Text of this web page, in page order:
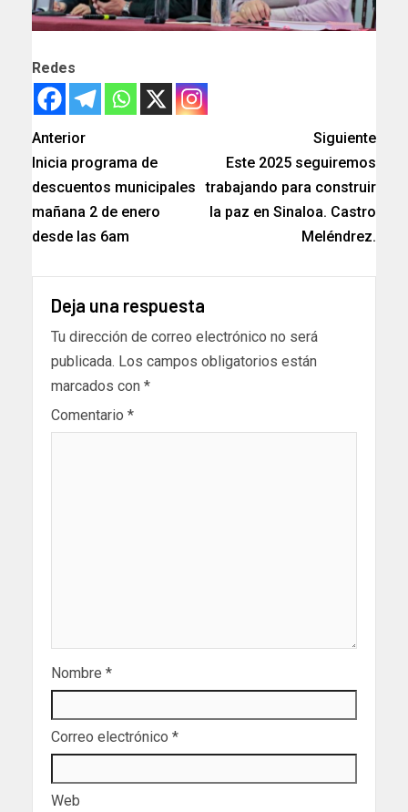
Redes
Anterior
Inicia programa de
descuentos municipales
mañana 2 de enero
desde las 6am
Siguiente
Este 2025 seguiremos
trabajando para construir
la paz en Sinaloa. Castro
Meléndrez.
Deja una respuesta
Tu dirección de correo electrónico no será
publicada. Los campos obligatorios están
marcados con *
Comentario *
Nombre *
Correo electrónico *
Web